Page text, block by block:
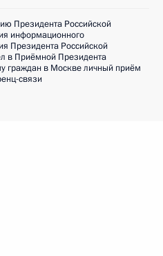
Президента Российской
информационного
Президента Российской
в Приёмной Президента
граждан в Москве личный приём
связи